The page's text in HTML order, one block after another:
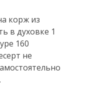
корж из
в духовке 1
160
не